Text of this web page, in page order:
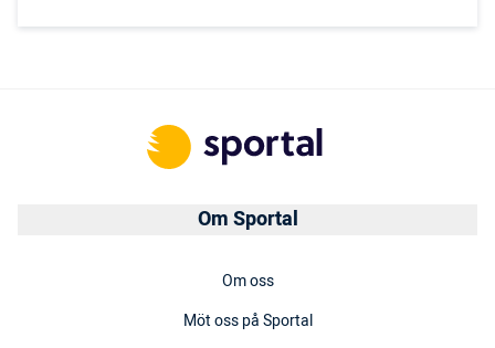
Om Sportal
Om oss
Möt oss på Sportal